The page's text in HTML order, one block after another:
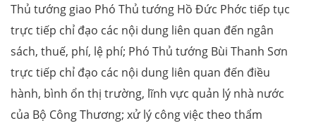
Thủ tướng giao Phó Thủ tướng Hồ Đức Phớc tiếp tục
trực tiếp chỉ đạo các nội dung liên quan đến ngân
sách, thuế, phí, lệ phí; Phó Thủ tướng Bùi Thanh Sơn
trực tiếp chỉ đạo các nội dung liên quan đến điều
hành, bình ổn thị trường, lĩnh vực quản lý nhà nước
của Bộ Công Thương; xử lý công việc theo thẩm